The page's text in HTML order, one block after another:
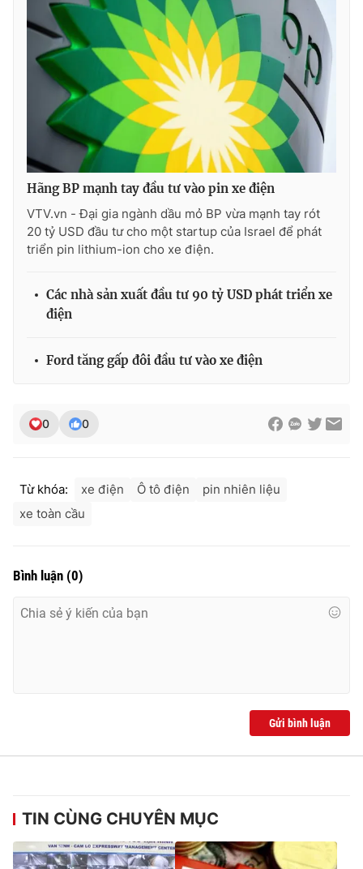
THỜI BÁO VTV
Theo dõi báo trên
Cơ quan báo chí:Thời báo VTV
Giấy phép hoạt động báo in và báo điện tử số 483/GP-BTTTT
Tổng Biên tập:
Vũ Thanh Thủy
Phó Tổng Biên tập:
024.38 355 931 - 024.38 355 932
Ðiện thoại Thời báo VTV:
Liên hệ quảng cáo:
Hãng BP mạnh tay đầu tư vào pin xe điện
VTV.vn - Đại gia ngành dầu mỏ BP vừa mạnh tay rót
20 tỷ USD đầu tư cho một startup của Israel để phát
triển pin lithium-ion cho xe điện.
Các nhà sản xuất đầu tư 90 tỷ USD phát triển xe
điện
Ford tăng gấp đôi đầu tư vào xe điện
0 0
Từ khóa: xe điện Ô tô điện
pin nhiên liệu
xe toàn cầu
Bình luận (0)
Gửi bình luận
TIN CÙNG CHUYÊN MỤC